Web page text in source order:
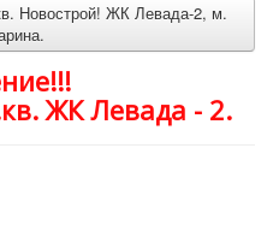
Новострой! ЖК Левада-2, м.
ЖК Левада - 2.